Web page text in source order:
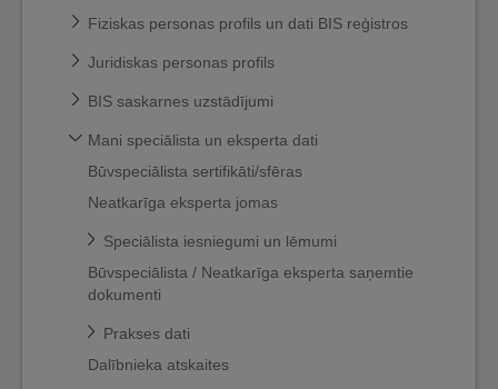
Fiziskas personas profils un dati BIS reģistros
Juridiskas personas profils
BIS saskarnes uzstādījumi
Mani speciālista un eksperta dati
Būvspeciālista sertifikāti/sfēras
Neatkarīga eksperta jomas
Speciālista iesniegumi un lēmumi
Būvspeciālista / Neatkarīga eksperta saņemtie
dokumenti
Prakses dati
Dalībnieka atskaites